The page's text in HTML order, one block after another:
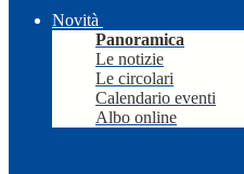
Novità
Panoramica
Le notizie
Le circolari
Calendario eventi
Albo online